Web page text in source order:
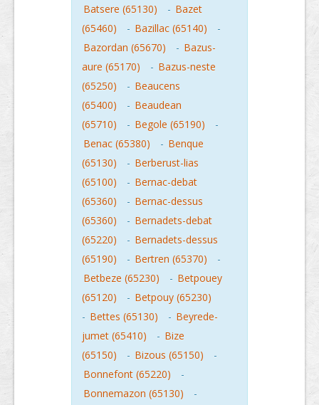
Batsere (65130)
- Bazet
(65460)
- Bazillac (65140)
-
Bazordan (65670)
- Bazus-
aure (65170)
- Bazus-neste
(65250)
- Beaucens
(65400)
- Beaudean
(65710)
- Begole (65190)
-
Benac (65380)
- Benque
(65130)
- Berberust-lias
(65100)
- Bernac-debat
(65360)
- Bernac-dessus
(65360)
- Bernadets-debat
(65220)
- Bernadets-dessus
(65190)
- Bertren (65370)
-
Betbeze (65230)
- Betpouey
(65120)
- Betpouy (65230)
- Bettes (65130) - Beyrede-
jumet (65410)
- Bize
(65150)
- Bizous (65150)
-
Bonnefont (65220)
-
Bonnemazon (65130)
-